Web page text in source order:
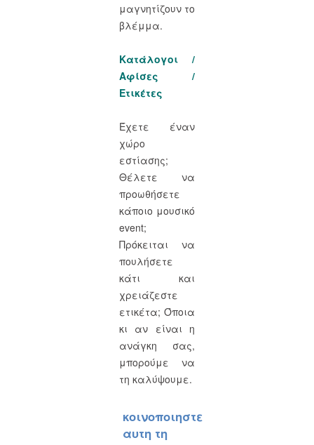
μαγνητίζουν το
βλέμμα.
Κατάλογοι /
Αφίσες /
Ετικέτες
Έχετε έναν
χώρο
εστίασης;
Θέλετε να
προωθήσετε
κάποιο μουσικό
event;
Πρόκειται να
πουλήσετε
κάτι και
χρειάζεστε
ετικέτα; Όποια
κι αν είναι η
ανάγκη σας,
μπορούμε να
τη καλύψουμε.
κοινοποιηστε
αυτη τη